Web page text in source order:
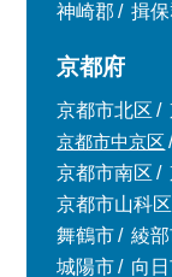
神崎郡
揖
京都府
京都市北区
京都市中京区
京都市南区
京都市山科区
舞鶴市
綾
城陽市
向